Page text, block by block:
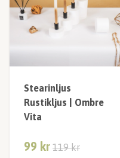
Stearinljus
Rustikljus | Ombre
Vita
99 kr 119 kr